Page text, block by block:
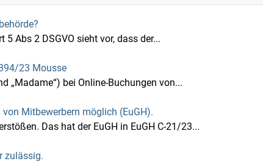
Abs 2 DSGVO sieht vor, dass der...
23 Mousse
„Madame“) bei Online-Buchungen von...
Mitbewerbern möglich (EuGH).
Das hat der EuGH in EuGH C‑21/23...
zulässig.